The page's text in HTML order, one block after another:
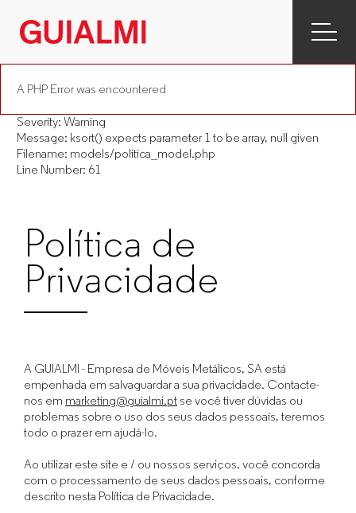
A PHP Error was encountered
Severity: Warning
Message: ksort() expects parameter 1 to be array, null given
Filename: models/politica_model.php
Line Number: 61
Política de
Privacidade
A GUIALMI - Empresa de Móveis Metálicos, SA está
empenhada em salvaguardar a sua privacidade. Contacte-
nos em marketing@guialmi.pt se você tiver dúvidas ou
problemas sobre o uso dos seus dados pessoais, teremos
todo o prazer em ajudá-lo.
Ao utilizar este site e / ou nossos serviços, você concorda
com o processamento de seus dados pessoais, conforme
descrito nesta Política de Privacidade.